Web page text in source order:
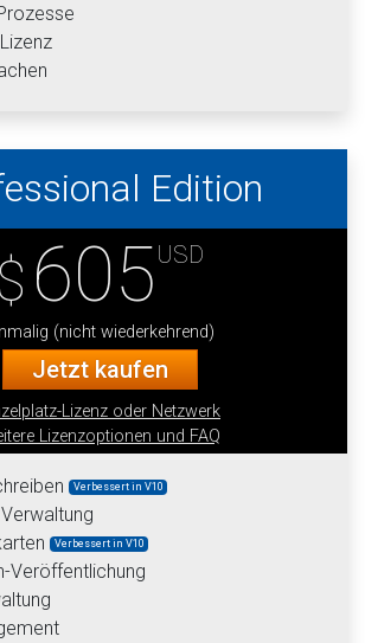
Edition
605 USD
(nicht wiederkehrend)
Jetzt kaufen
Lizenz oder Netzwerk
Lizenzoptionen und FAQ
Verbessert in V10
Verbessert in V10
Veröffentlichung